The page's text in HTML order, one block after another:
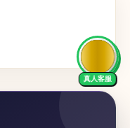
真人客服